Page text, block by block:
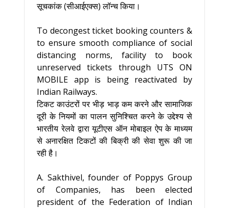
सूचकांक (सीआईएक्स) लॉन्च किया।
To decongest ticket booking counters &
to ensure smooth compliance of social
distancing norms, facility to book
unreserved tickets through UTS ON
MOBILE app is being reactivated by
Indian Railways.
टिकट काउंटरों पर भीड़ भाड़ कम करने और सामाजिक
दूरी के नियमों का पालन सुनिश्चित करने के उद्देश्य से
भारतीय रेलवे द्वारा यूटीएस ऑन मोबाइल ऐप के माध्यम
से अनारक्षित टिकटों की बिक्री की सेवा शुरू की जा
रही है।
A. Sakthivel, founder of Poppys Group
of Companies, has been elected
president of the Federation of Indian